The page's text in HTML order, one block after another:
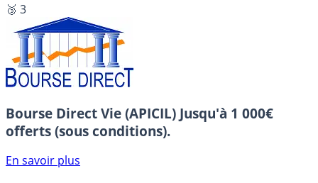
🥉 3
Bourse Direct Vie (APICIL) Jusqu'à 1 000€
offerts (sous conditions).
En savoir plus